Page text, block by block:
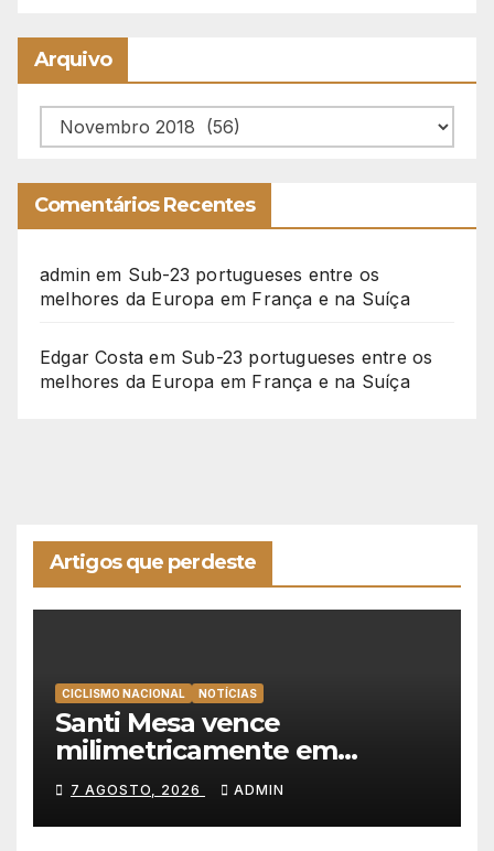
Arquivo
Arquivo
Comentários Recentes
admin em Sub-23 portugueses entre os
melhores da Europa em França e na Suíça
Edgar Costa em Sub-23 portugueses entre os
melhores da Europa em França e na Suíça
Artigos que perdeste
CICLISMO NACIONAL NOTÍCIAS
Santi Mesa vence
milimetricamente em
Albufeira, Rui Oliveira
mantém a amarela da Volta a
Portugal
7 AGOSTO, 2026 ADMIN